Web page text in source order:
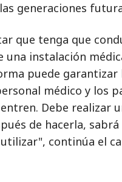
generaciones
que tenga que
una instalación
puede garantizar
médico y los
Debe realizar
de hacerla, sabrá
continúa el